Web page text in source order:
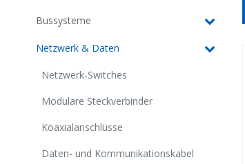
Bussysteme
Netzwerk & Daten
Netzwerk-Switches
Modulare Steckverbinder
Koaxialanschlüsse
Daten- und Kommunikationskabel